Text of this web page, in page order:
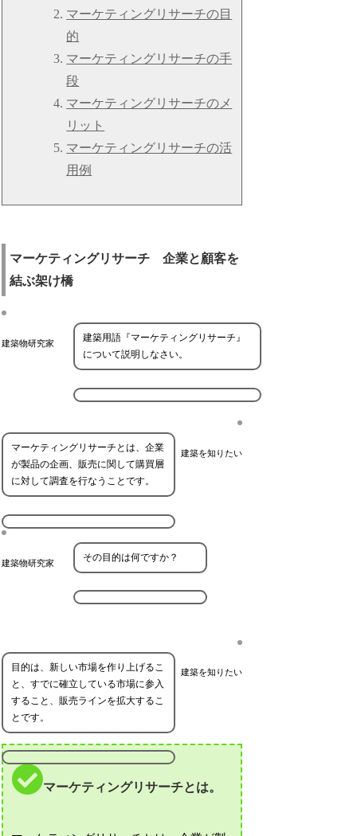
マーケティングリサーチの目
的
マーケティングリサーチの手
段
マーケティングリサーチのメ
リット
マーケティングリサーチの活
用例
マーケティングリサーチ 企業と顧客を
結ぶ架け橋
建築物研究家
建築用語『マーケティングリサーチ』
について説明しなさい。
建築を知りたい
マーケティングリサーチとは、企業
が製品の企画、販売に関して購買層
に対して調査を行なうことです。
建築物研究家 その目的は何ですか？
建築を知りたい
目的は、新しい市場を作り上げるこ
と、すでに確立している市場に参入
すること、販売ラインを拡大するこ
とです。
マーケティングリサーチとは。